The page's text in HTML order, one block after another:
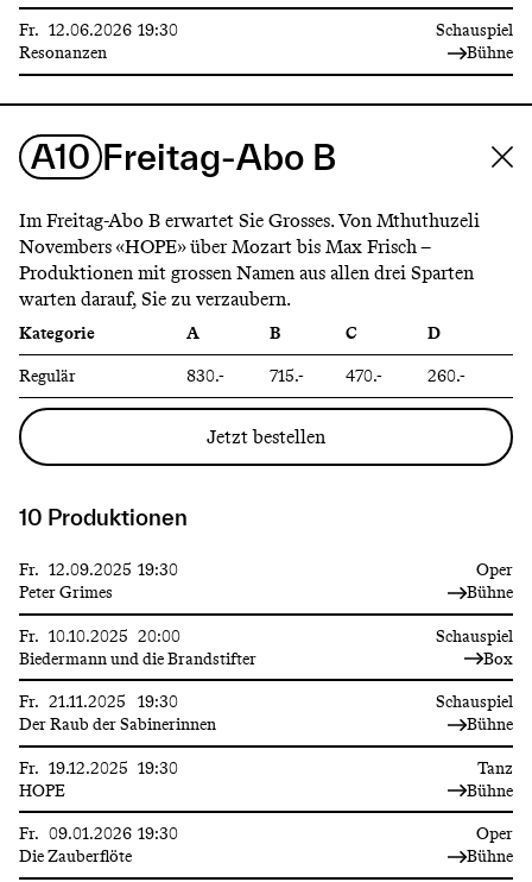
Schauspiel
Fr. 12.06.2026 19:30
Resonanzen
Bühne
A10 Freitag-Abo B
Im Freitag-Abo B erwartet Sie Grosses. Von Mthuthuzeli
Novembers «HOPE» über Mozart bis Max Frisch –
Produktionen mit grossen Namen aus allen drei Sparten
warten darauf, Sie zu verzaubern.
Kategorie A B C
D
Regulär
830.- 715.- 470.- 260.-
Jetzt bestellen
10 Produktionen
Oper
Fr. 12.09.2025 19:30
Peter Grimes
Bühne
Schauspiel
Fr. 10.10.2025 20:00
Biedermann und die Brandstifter
Box
Schauspiel
Fr. 21.11.2025 19:30
Der Raub der Sabinerinnen
Bühne
Tanz
Fr. 19.12.2025 19:30
HOPE
Bühne
Oper
Fr. 09.01.2026 19:30
Die Zauberflöte
Bühne